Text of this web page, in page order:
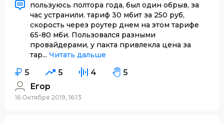
пользуюсь полтора года, был один обрыв, за
час устранили. тариф 30 мбит за 250 руб,
скорость через роутер днем на этом тарифе
65-80 мби. Пользовался разными
провайдерами, у пакта привлекла цена за
тар... Читать дальше
5 5 4
5
Егор
16 Октября 2019, 16:13